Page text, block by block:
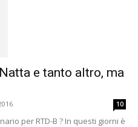
e tanto altro, ma
10
per RTD-B ? In questi giorni è